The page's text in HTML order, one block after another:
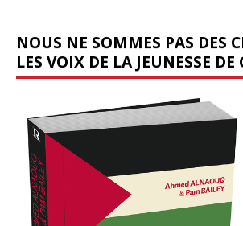
NOUS NE SOMMES PAS DES
LES VOIX DE LA JEUNESSE DE